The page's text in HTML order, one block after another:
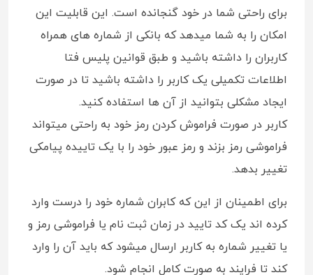
برای راحتی شما در خود گنجانده است. این قابلیت این
امکان را به شما میدهد که بانکی از شماره های همراه
کاربران را داشته باشید و طبق قوانین پلیس فتا
اطلاعات تکمیلی یک کاربر را داشته باشید تا در صورت
ایجاد مشکلی بتوانید از آن ها استفاده کنید.
کاربر در صورت فراموش کردن رمز خود به راحتی میتواند
فراموشی رمز بزند و رمز عبور خود را با یک تاییده پیامکی
تغییر بدهد.
برای اطمینان از این که کابران شماره خود را درست وارد
کرده اند یک کد تایید در زمان ثبت نام یا فراموشی رمز و
یا تغییر شماره به کاربر ارسال میشود که باید آن را وارد
کند تا فرایند به صورت کامل انجام شود.